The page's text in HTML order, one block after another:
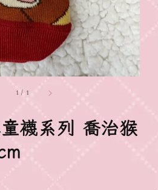
1 / 1
襪系列 喬治猴